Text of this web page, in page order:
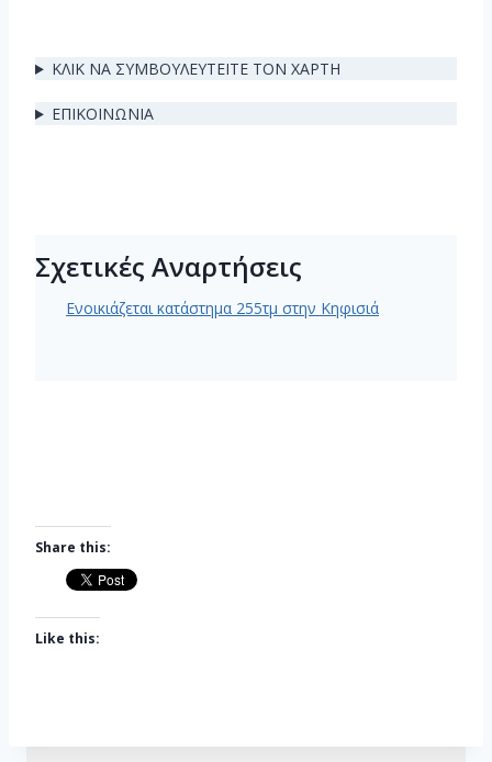
ΚΛΙΚ ΝΑ ΣΥΜΒΟΥΛΕΥΤΕΙΤΕ ΤΟΝ ΧΑΡΤΗ
ΕΠΙΚΟΙΝΩΝΙΑ
Σχετικές Αναρτήσεις
Ενοικιάζεται κατάστημα 255τμ στην Κηφισιά
Share this:
Like this: